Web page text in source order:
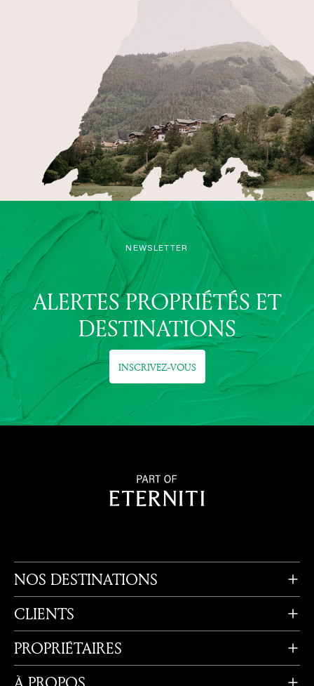
NEWSLETTER
ALERTES PROPRIÉTÉS ET
DESTINATIONS
INSCRIVEZ-VOUS
NOS DESTINATIONS
CLIENTS
PROPRIÉTAIRES